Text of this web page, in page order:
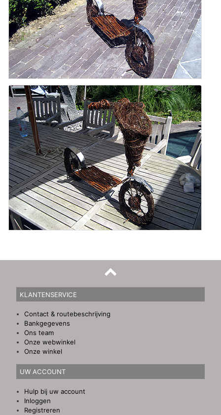
KLANTENSERVICE
Contact & routebeschrijving
Bankgegevens
Ons team
Onze webwinkel
Onze winkel
UW ACCOUNT
Hulp bij uw account
Inloggen
Registreren